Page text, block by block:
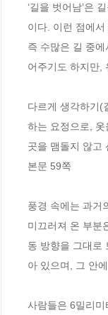
‘길을 벗어남’은
이다. 이런 점에
즉 수많은 길 중
어주기도 하지만,
다르게 생각하기(
하는 요정으로,
곳을 맴돌지 않고
본문 59쪽
풍경 속에는 과거
미끄러져 온 부분
동 방향을 그대로
아 있으며, 그 안
사람들은 6밀리